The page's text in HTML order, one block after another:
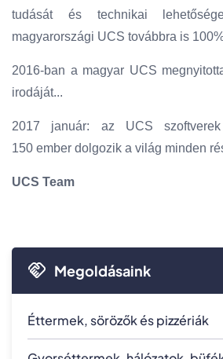
tudását és technikai
magyarországi UCS továbbra is
2016-ban a magyar UCS
irodáját...
2017 január: az UCS szoftverek
150 ember dolgozik a világ minden
UCS Team
Megoldásaink
Éttermek, sörözők és pizzériák